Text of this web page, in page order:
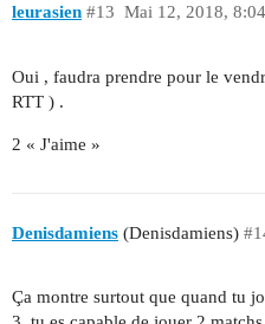
leurasien Mai 12, 2018, 8:04
#13
Oui , faudra prendre pour le
RTT ) .
2 « J'aime »
Denisdamiens (Denisdamiens)
Ça montre surtout que quand tu